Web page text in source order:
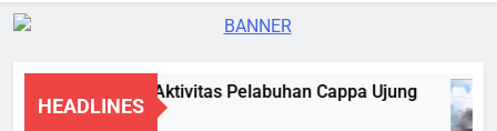
HEADLINES
DPRD Soroti Aktivitas Pelabuhan Cappa Ujung
7 Agustus 2026